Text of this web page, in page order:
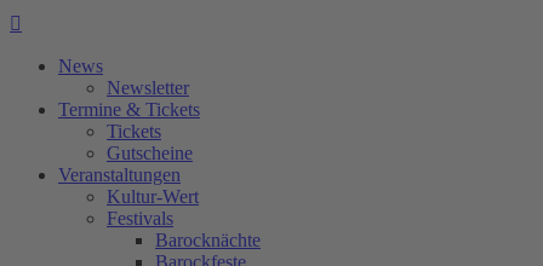

News
Newsletter
Termine & Tickets
Tickets
Gutscheine
Veranstaltungen
Kultur-Wert
Festivals
Barocknächte
Barockfeste